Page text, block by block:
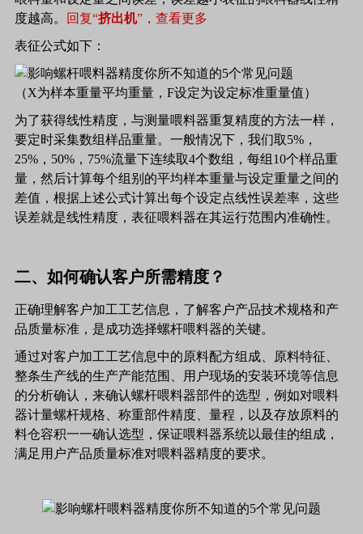
度越高。
回复“挤出机”，查看更多
表征公式如下：
（X为样本重量平均重量， F设定为设定标准重量值）
为了获得线性精度，与测量喂料器重复精度的方法一样，
要定时采集数组样品重量。一般情况下，我们取5%，
25%，50%，75%流量下连续取4个数组，每组10个样品重
量，然后计算每个组别的平均样本重量与设定重量之间的
差值，根据上述公式计算出每个设定点线性误差率，这些
误差就是线性精度，表征喂料器在其运行范围内准确性。
二、如何确认客户所需精度？
正确理解客户加工工艺信息，了解客户产品技术规格和产
品质量标准，是成功选择螺杆喂料器的关键。
通过对客户加工工艺信息中的原料配方组成、原料特征、
整条生产线的生产产能范围、用户现场的安装环境等信息
的分析确认，来确认螺杆喂料器部件的选型，例如对喂料
器计量螺杆规格、称重部件精度、量程，以及存放原料的
料仓容积一一确认选型，保证喂料器系统以最佳的组成，
满足用户产品质量标准对喂料器精度的要求。